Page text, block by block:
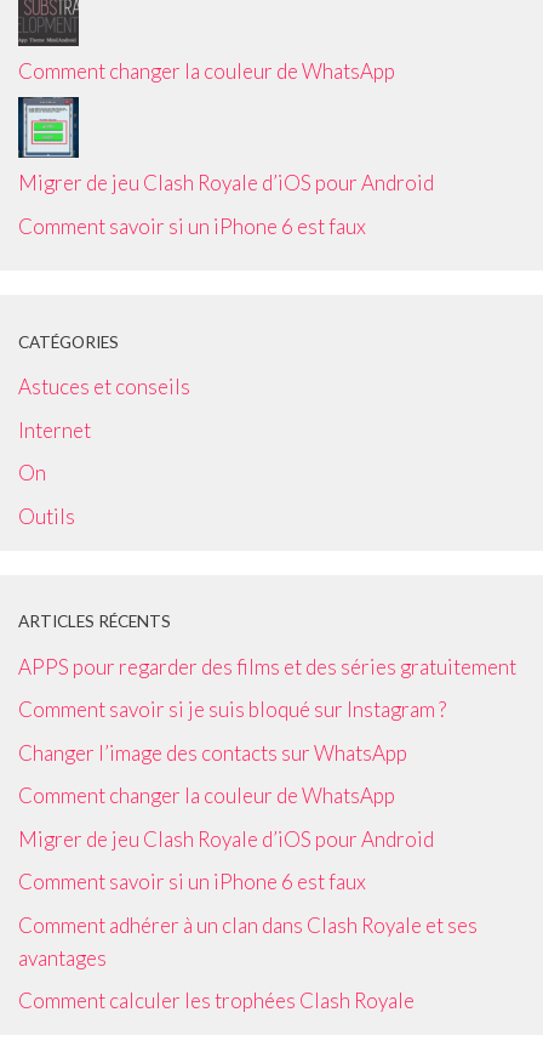
Comment changer la couleur de WhatsApp
Migrer de jeu Clash Royale d’iOS pour Android
Comment savoir si un iPhone 6 est faux
CATÉGORIES
Astuces et conseils
Internet
On
Outils
ARTICLES RÉCENTS
APPS pour regarder des films et des séries gratuitement
Comment savoir si je suis bloqué sur Instagram ?
Changer l’image des contacts sur WhatsApp
Comment changer la couleur de WhatsApp
Migrer de jeu Clash Royale d’iOS pour Android
Comment savoir si un iPhone 6 est faux
Comment adhérer à un clan dans Clash Royale et ses
avantages
Comment calculer les trophées Clash Royale